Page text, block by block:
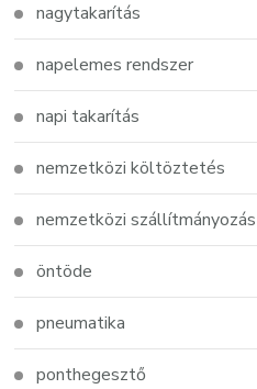
nagytakarítás
napelemes rendszer
napi takarítás
nemzetközi költöztetés
nemzetközi szállítmányozás
öntöde
pneumatika
ponthegesztő